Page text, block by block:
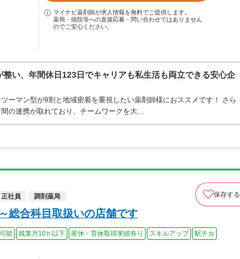
マイナビ薬剤師が求人情報を無料でご提供します。
薬局・病院等への直接応募・問い合わせではありません
のでご安心ください。
い、年間休日123日でキャリアも私生活も両立できる安心企
ーマン型が9割と地域密着を重視したい薬剤師様におススメです！ さら
の連携が取れており、チームワークを大…
正社員 調剤薬局 保存する
総合科目取扱いの店舗です
能 残業月10ｈ以下 産休・育休取得実績有り スキルアップ
駅チカ